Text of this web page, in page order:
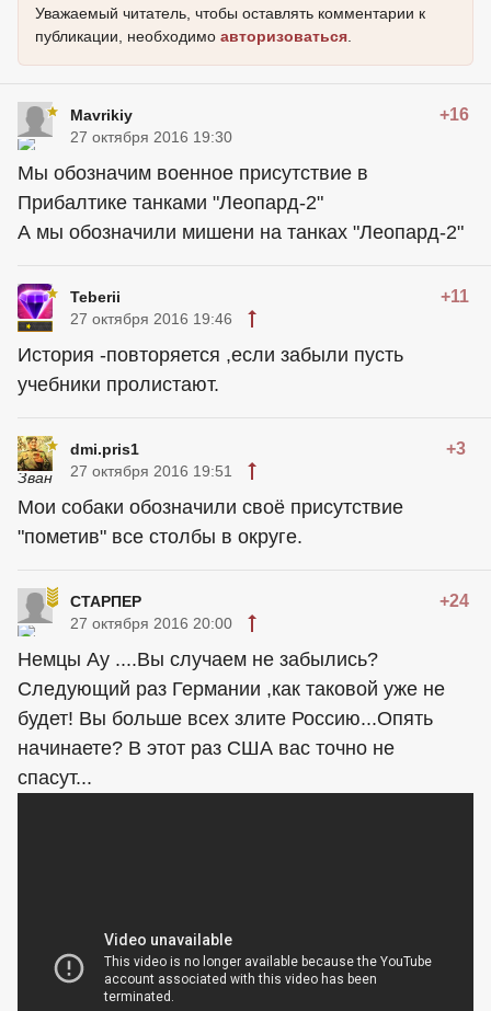
Уважаемый читатель, чтобы оставлять комментарии к
публикации, необходимо авторизоваться
Mavrikiy +16
27 октября 2016 19:30
Мы обозначим военное присутствие в
Прибалтике танками "Леопард-2"
А мы обозначили мишени на танках "Леопард-2"
Teberii +11
27 октября 2016 19:46
История -повторяется ,если забыли пусть
учебники пролистают.
dmi.pris1 +3
27 октября 2016 19:51
Мои собаки обозначили своё присутствие
"пометив" все столбы в округе.
СТАРПЕР +24
27 октября 2016 20:00
Немцы Ау ....Вы случаем не забылись?
Следующий раз Германии ,как таковой уже не
будет! Вы больше всех злите Россию...Опять
начинаете? В этот раз США вас точно не
спасут...